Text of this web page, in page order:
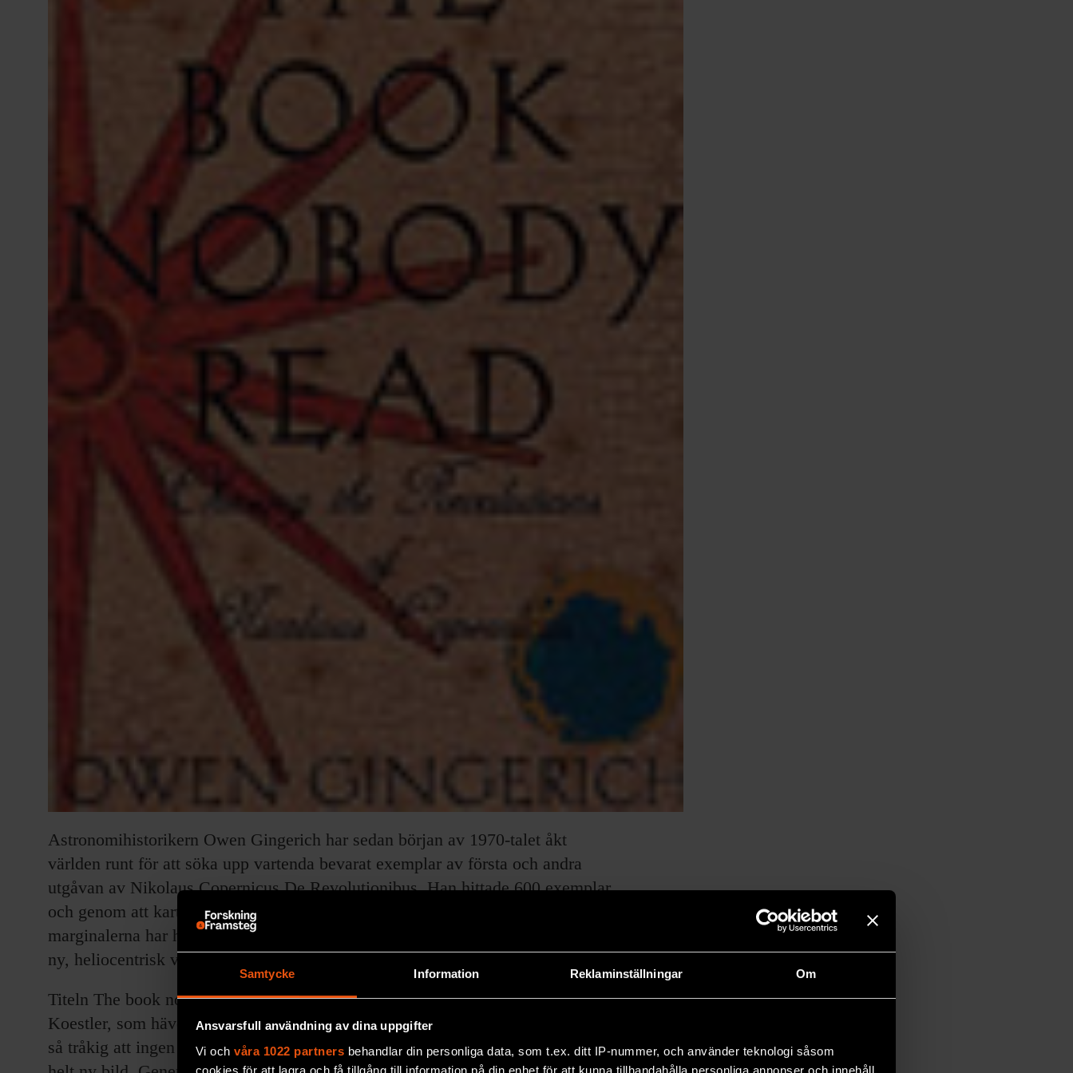
Samtycke Information Reklaminställningar Om
Ansvarsfull användning av dina uppgifter
Vi och våra 1022 partners behandlar din personliga data, som t.ex. ditt IP-nummer, och använder teknologi såsom
cookies för att lagra och få tillgång till information på din enhet för att kunna tillhandahålla personliga annonser och innehåll,
Astronomihistorikern Owen Gingerich har sedan början av 1970-talet åkt
världen runt för att söka upp vartenda bevarat exemplar av första och andra
utgåvan av Nikolaus Copernicus De Revolutionibus. Han hittade 600 exemplar,
och genom att kartlägga varje boks historia och läsa anteckningarna i
marginalerna har han fått en bild av hur samtiden läste Copernicus teser om en
ny, heliocentrisk världsbild.
Titeln The book nobody read är en ironisk blinkning till författaren Arthur
Koestler, som hävdade att De Revolutionibus trots sitt epokgörande innehåll var
så tråkig att ingen orkade läsa den. Men Gingerichs detektivarbete kan nu ge en